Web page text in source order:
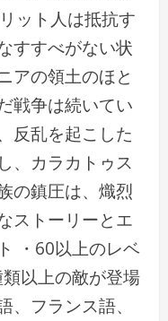
ット人は抵抗す
すすべがない状
アの領土のほと
戦争は続いてい
反乱を起こした
、カラカトゥス
の鎮圧は、熾烈
ストーリーとエ
・60以上のレベ
以上の敵が登場
フランス語、